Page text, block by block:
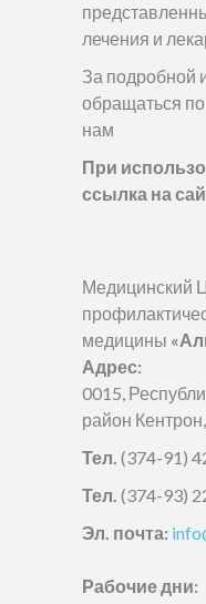
лечения и
За подробной
обращаться
нам
При
ссылка на
Медицинский
медицины
Адрес:
0015,
район
Тел. (374-91)
Тел. (374-93)
Эл. почта:
Рабочие дни: